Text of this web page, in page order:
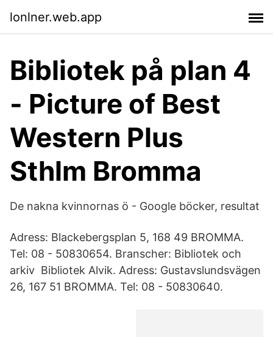
lonlner.web.app
Bibliotek på plan 4
- Picture of Best
Western Plus
Sthlm Bromma
De nakna kvinnornas ö - Google böcker, resultat
Adress: Blackebergsplan 5, 168 49 BROMMA.
Tel: 08 - 50830654. Branscher: Bibliotek och
arkiv Bibliotek Alvik. Adress: Gustavslundsvägen
26, 167 51 BROMMA. Tel: 08 - 50830640.